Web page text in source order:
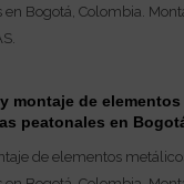
montaje de
peatonales en